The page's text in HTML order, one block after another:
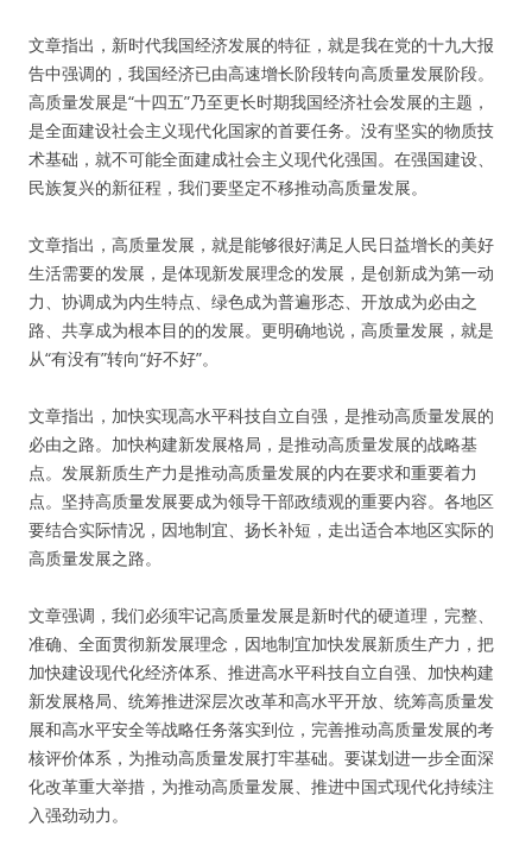
文章指出，新时代我国经济发展的特征，就是我在党的十九大报
告中强调的，我国经济已由高速增长阶段转向高质量发展阶段。
高质量发展是“十四五”乃至更长时期我国经济社会发展的主题，
是全面建设社会主义现代化国家的首要任务。没有坚实的物质技
术基础，就不可能全面建成社会主义现代化强国。在强国建设、
民族复兴的新征程，我们要坚定不移推动高质量发展。
文章指出，高质量发展，就是能够很好满足人民日益增长的美好
生活需要的发展，是体现新发展理念的发展，是创新成为第一动
力、协调成为内生特点、绿色成为普遍形态、开放成为必由之
路、共享成为根本目的的发展。更明确地说，高质量发展，就是
从“有没有”转向“好不好”。
文章指出，加快实现高水平科技自立自强，是推动高质量发展的
必由之路。加快构建新发展格局，是推动高质量发展的战略基
点。发展新质生产力是推动高质量发展的内在要求和重要着力
点。坚持高质量发展要成为领导干部政绩观的重要内容。各地区
要结合实际情况，因地制宜、扬长补短，走出适合本地区实际的
高质量发展之路。
文章强调，我们必须牢记高质量发展是新时代的硬道理，完整、
准确、全面贯彻新发展理念，因地制宜加快发展新质生产力，把
加快建设现代化经济体系、推进高水平科技自立自强、加快构建
新发展格局、统筹推进深层次改革和高水平开放、统筹高质量发
展和高水平安全等战略任务落实到位，完善推动高质量发展的考
核评价体系，为推动高质量发展打牢基础。要谋划进一步全面深
化改革重大举措，为推动高质量发展、推进中国式现代化持续注
入强劲动力。